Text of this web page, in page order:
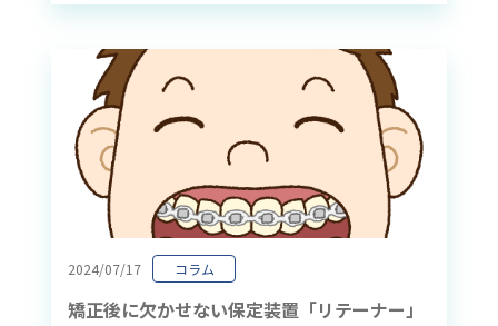
2024/07/17 コラム
矯正後に欠かせない保定装置「リテーナー」